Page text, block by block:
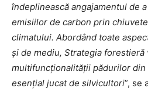
îndeplinească angajamentul de
emisiilor de carbon prin
climatului. Abordând toate
și de mediu, Strategia forestieră
multifuncționalității pădurilor din
esențial jucat de silvicultori”, se